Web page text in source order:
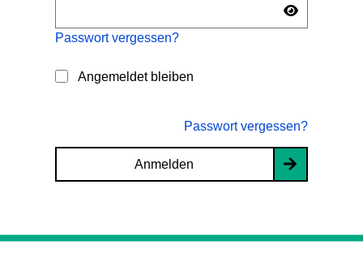
Passwort vergessen?
Angemeldet bleiben
Passwort vergessen?
Anmelden